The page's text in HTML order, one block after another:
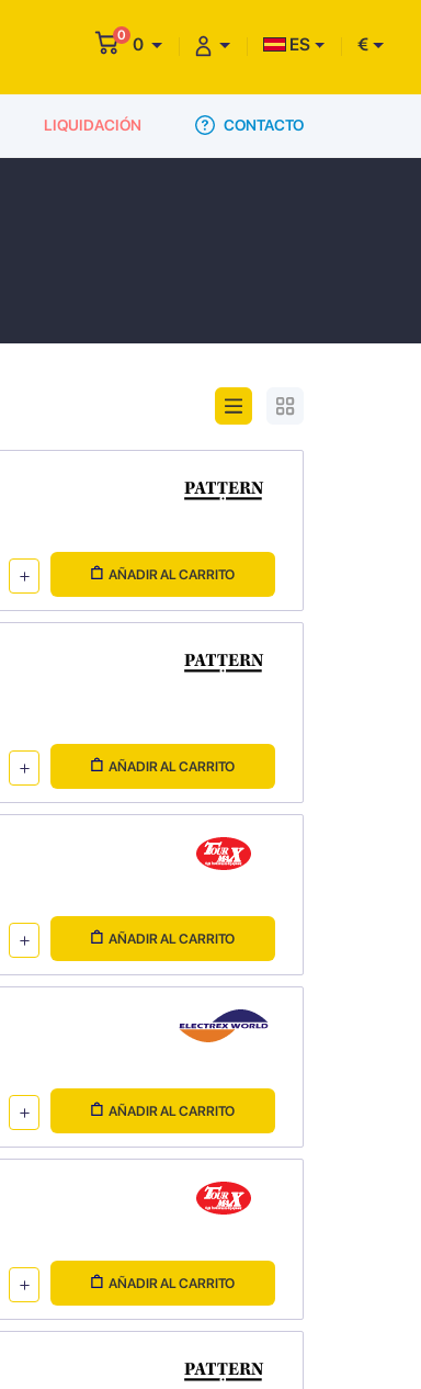
0 0 ES €
LIQUIDACIÓN CONTACTO
AÑADIR AL CARRITO
AÑADIR AL CARRITO
AÑADIR AL CARRITO
AÑADIR AL CARRITO
AÑADIR AL CARRITO